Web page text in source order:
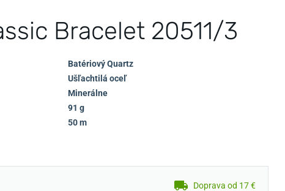
Bracelet 20511/3
Batériový Quartz
Ušľachtilá oceľ
Minerálne
91 g
50 m
Doprava od 17 €